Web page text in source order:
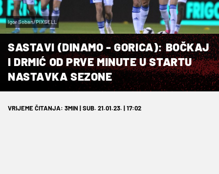
Igor Soban/PIXSELL
SASTAVI (DINAMO - GORICA): BOČKAJ
I DRMIĆ OD PRVE MINUTE U STARTU
NASTAVKA SEZONE
VRIJEME ČITANJA: 3MIN | SUB. 21.01.23. | 17:02